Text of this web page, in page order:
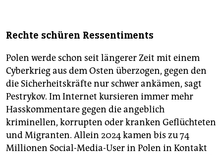
Rechte schüren Ressentiments
Polen werde schon seit längerer Zeit mit einem
Cyberkrieg aus dem Osten überzogen, gegen den
die Sicherheitskräfte nur schwer ankämen, sagt
Pestrykov. Im Internet kursieren immer mehr
Hasskommentare gegen die angeblich
kriminellen, korrupten oder kranken Geflüchteten
und Migranten. Allein 2024 kamen bis zu 74
Millionen Social-Media-User in Polen in Kontakt